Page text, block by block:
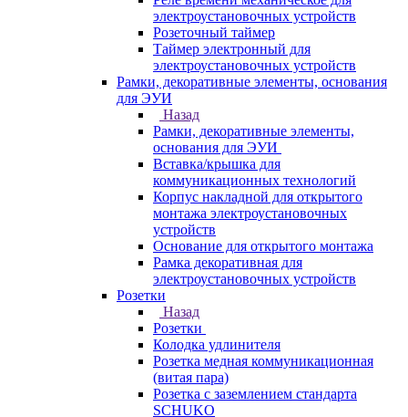
электроустановочных устройств
Розеточный таймер
Таймер электронный для
электроустановочных устройств
Рамки, декоративные элементы, основания
для ЭУИ
Назад
Рамки, декоративные элементы,
основания для ЭУИ
Вставка/крышка для
коммуникационных технологий
Корпус накладной для открытого
монтажа электроустановочных
устройств
Основание для открытого монтажа
Рамка декоративная для
электроустановочных устройств
Розетки
Назад
Розетки
Колодка удлинителя
Розетка медная коммуникационная
(витая пара)
Розетка с заземлением стандарта
SCHUKO